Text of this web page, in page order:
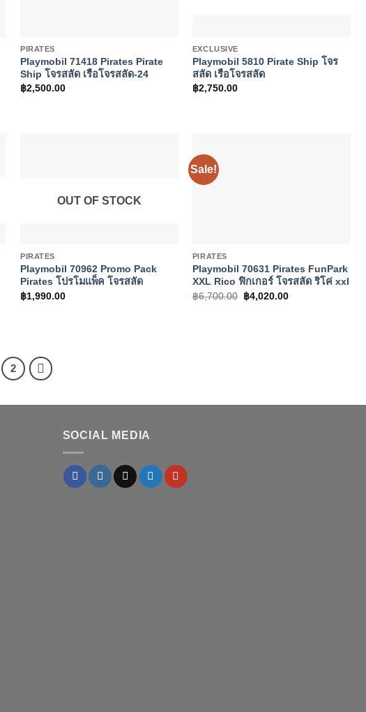
PIRATES
Playmobil 71418 Pirates Pirate
Ship โจรสลัด เรือโจรสลัด-24
฿2,500.00
EXCLUSIVE
Playmobil 5810 Pirate Ship โจร
สลัด เรือโจรสลัด
฿2,750.00
OUT OF STOCK
PIRATES
Playmobil 70962 Promo Pack
Pirates โปรโมแพ็ค โจรสลัด
฿1,990.00
Sale!
PIRATES
Playmobil 70631 Pirates FunPark
XXL Rico ฟิกเกอร์ โจรสลัด ริโค่ xxl
฿6,700.00 Original
฿4,020.00Current
2
SOCIAL MEDIA